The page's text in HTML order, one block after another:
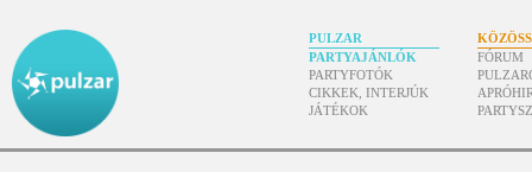
PULZAR
PARTYAJÁNLÓK
PARTYFOTÓK
CIKKEK, INTERJÚK
JÁTÉKOK
FÓRUM